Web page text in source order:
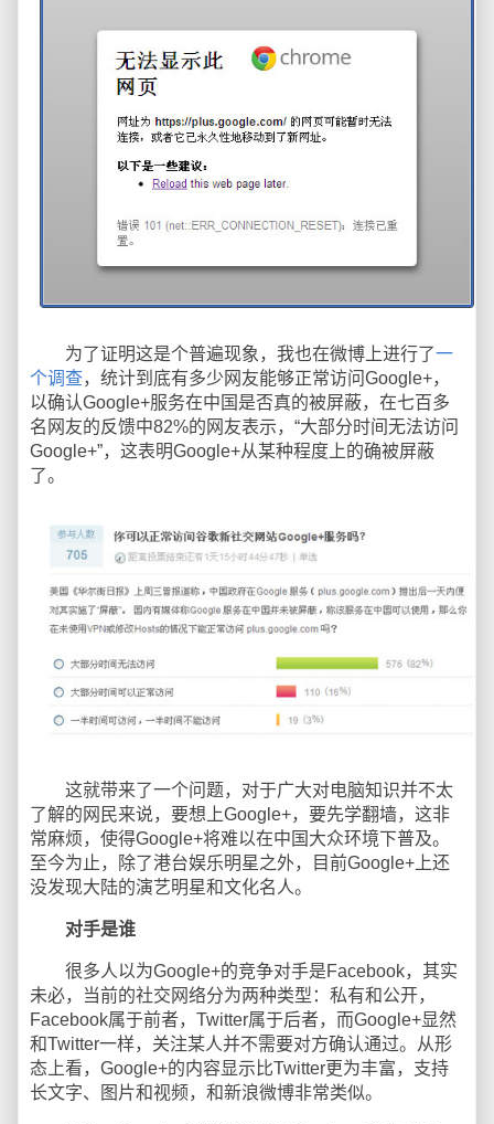
为了证明这是个普遍现象，我也在微博上进行了一
个调查，统计到底有多少网友能够正常访问Google+，
以确认Google+服务在中国是否真的被屏蔽，在七百多
名网友的反馈中82%的网友表示，“大部分时间无法访问
Google+”，这表明Google+从某种程度上的确被屏蔽
了。
这就带来了一个问题，对于广大对电脑知识并不太
了解的网民来说，要想上Google+，要先学翻墙，这非
常麻烦，使得Google+将难以在中国大众环境下普及。
至今为止，除了港台娱乐明星之外，目前Google+上还
没发现大陆的演艺明星和文化名人。
对手是谁
很多人以为Google+的竞争对手是Facebook，其实
未必，当前的社交网络分为两种类型：私有和公开，
Facebook属于前者，Twitter属于后者，而Google+显然
和Twitter一样，关注某人并不需要对方确认通过。从形
态上看，Google+的内容显示比Twitter更为丰富，支持
长文字、图片和视频，和新浪微博非常类似。